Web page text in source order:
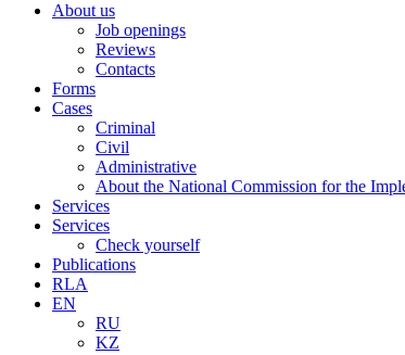
About us
Job openings
Reviews
Contacts
Forms
Cases
Criminal
Civil
Administrative
About the National Commission for the
Services
Services
Check yourself
Publications
RLA
EN
RU
KZ